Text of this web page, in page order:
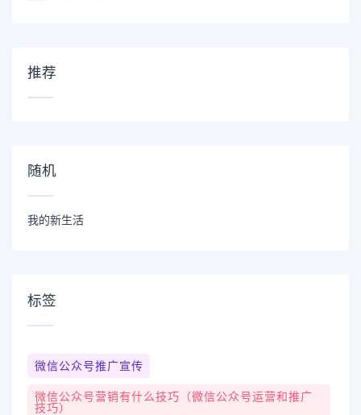
推荐
随机
我的新生活
标签
微信公众号推广宣传
微信公众号营销有什么技巧（微信公众号运营和推广
技巧）